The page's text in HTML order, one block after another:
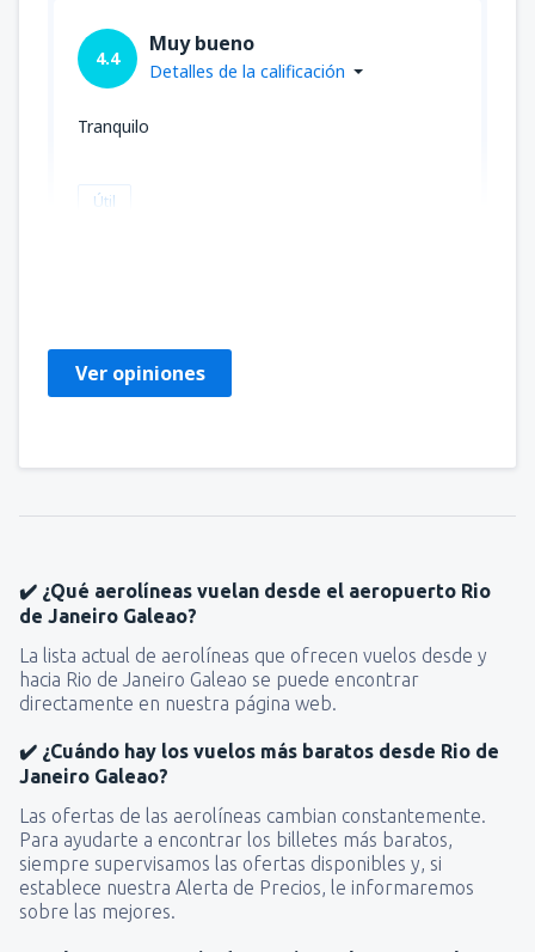
4.4
Muy bueno
Detalles de la calificación
Tranquilo
Útil
Ver opiniones
✔️ ¿Qué aerolíneas vuelan desde el aeropuerto Rio
de Janeiro Galeao?
La lista actual de aerolíneas que ofrecen vuelos desde y
hacia Rio de Janeiro Galeao se puede encontrar
directamente en nuestra página web.
✔️ ¿Cuándo hay los vuelos más baratos desde Rio de
Janeiro Galeao?
Las ofertas de las aerolíneas cambian constantemente.
Para ayudarte a encontrar los billetes más baratos,
siempre supervisamos las ofertas disponibles y, si
establece nuestra Alerta de Precios, le informaremos
sobre las mejores.